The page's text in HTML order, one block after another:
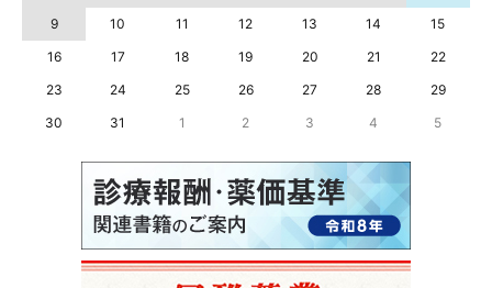
9
10 11 12 13 14
15
16
17 18 19 20 21
22
23
24 25 26 27 28
29
30
31 1 2 3 4 5